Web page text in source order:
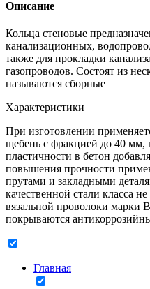
Описание
Кольца стеновые
канализационных,
также для прокладки
газопроводов. Состоят из
называются сборные
Характеристики
При изготовлении
щебень с фракцией до 40
пластичности в бетон
повышения прочности
прутами и закладными
качественной стали класса
вязальной проволоки марки
покрываются
Главная